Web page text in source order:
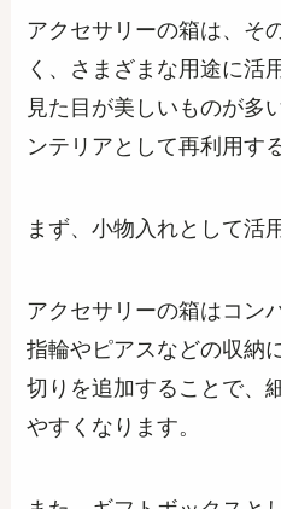
アクセサリーの箱は、そ
く、さまざまな用途に活
見た目が美しいものが多
ンテリアとして再利用す
まず、小物入れとして活
アクセサリーの箱はコン
指輪やピアスなどの収納
切りを追加することで、
やすくなります。